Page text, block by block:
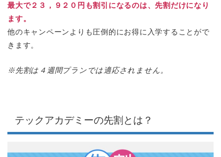
最大で２３，９２０円も割引になるのは、先割だけになり
ます。
他のキャンペーンよりも圧倒的にお得に入学することがで
きます。
※先割は４週間プランでは適応されません。
テックアカデミーの先割とは？